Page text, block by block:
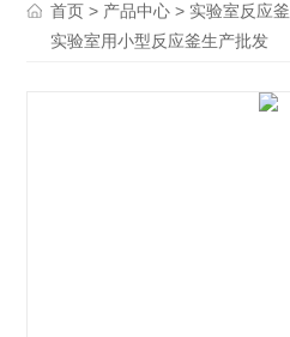
首页 > 产品中心 > 实验室反应釜
实验室用小型反应釜生产批发